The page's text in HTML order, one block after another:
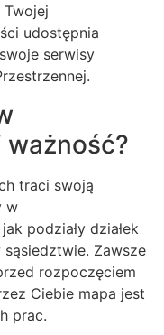
Twojej
udostępnia
serwisy
traci swoją
w
podziały działek
Zawsze
rozpoczęciem
Ciebie mapa jest
prac.